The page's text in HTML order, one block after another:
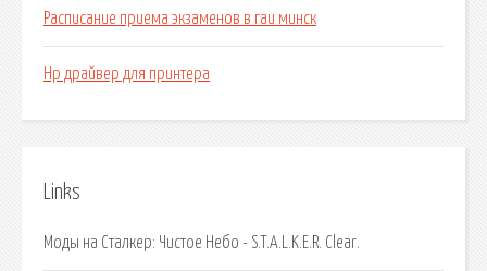
Расписание приема экзаменов в гаи минск
Hp драйвер для принтера
Links
Моды на Сталкер: Чистое Небо - S.T.A.L.K.E.R. Clear.